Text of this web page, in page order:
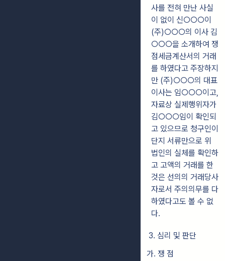
사를 전혀 만난 사실
이 없이 신○○○이
(주)○○○의 이사 김
○○○을 소개하여 쟁
점세금계산서의 거래
를 하였다고 주장하지
만 (주)○○○의 대표
이사는 임○○○이고,
자료상 실제행위자가
김○○○임이 확인되
고 있으므로 청구인이
단지 서류만으로 위
법인의 실체를 확인하
고 고액의 거래를 한
것은 선의의 거래당사
자로서 주의의무를 다
하였다고도 볼 수 없
다.
3. 심리 및 판단
가. 쟁 점